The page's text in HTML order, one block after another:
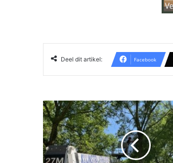
Deel dit artikel: Facebook
F
l
i
n
k
e